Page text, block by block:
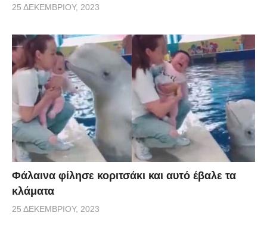
25 ΔΕΚΕΜΒΡΊΟΥ, 2023
Φάλαινα φίλησε κοριτσάκι και αυτό έβαλε τα
κλάματα
25 ΔΕΚΕΜΒΡΊΟΥ, 2023